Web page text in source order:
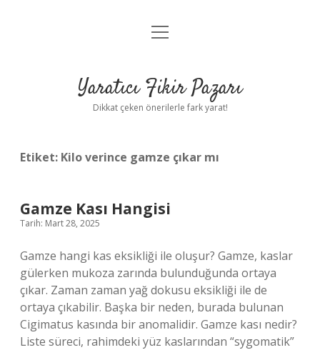
Anasayfa
Yasal Uyarı
menüyü
Yaratıcı Fikir Pazarı
Dikkat çeken önerilerle fark yarat!
Etiket: Kilo verince gamze çıkar mı
Gamze Kası Hangisi
Tarih: Mart 28, 2025
Gamze hangi kas eksikliği ile oluşur? Gamze, kaslar
gülerken mukoza zarında bulunduğunda ortaya
çıkar. Zaman zaman yağ dokusu eksikliği ile de
ortaya çıkabilir. Başka bir neden, burada bulunan
Cigimatus kasında bir anomalidir. Gamze kası nedir?
Liste süreci, rahimdeki yüz kaslarından “sygomatik”